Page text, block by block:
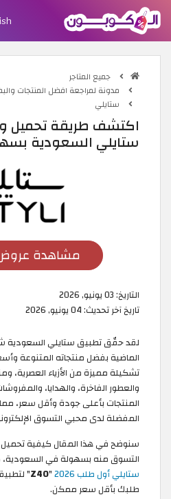
جميع المتاجر
مدونة لمراجعة افضل المنتجات
ستايلي
اكتشف طريقة تحميل
ستايلي السعودية
مشاهدة
التاريخ:03 يونيو, 2026
تاريخ آخر تحديث:04 يونيو, 2026
لقد حقّق تطبيق ستايلي السعودية
الماضية بفضل منتجاته المتنوعة
تشكيلة مميزة من الأزياء العصرية،
والعطور الفاخرة، والهدايا،
المنتجات بأعلى جودة وأقل سعر،
المفضلة لدى محبي التسوق
سنوضح في هذا المقال كيفية
التسوق منه بسهولة في السعودية،
ستايلي أول طلب 2026
"
Z40
"
طلبك بأقل سعر ممكن.